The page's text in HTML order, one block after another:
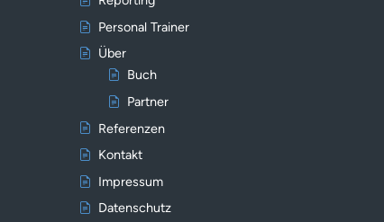
Personal Trainer
Über
Buch
Partner
Referenzen
Kontakt
Impressum
Datenschutz